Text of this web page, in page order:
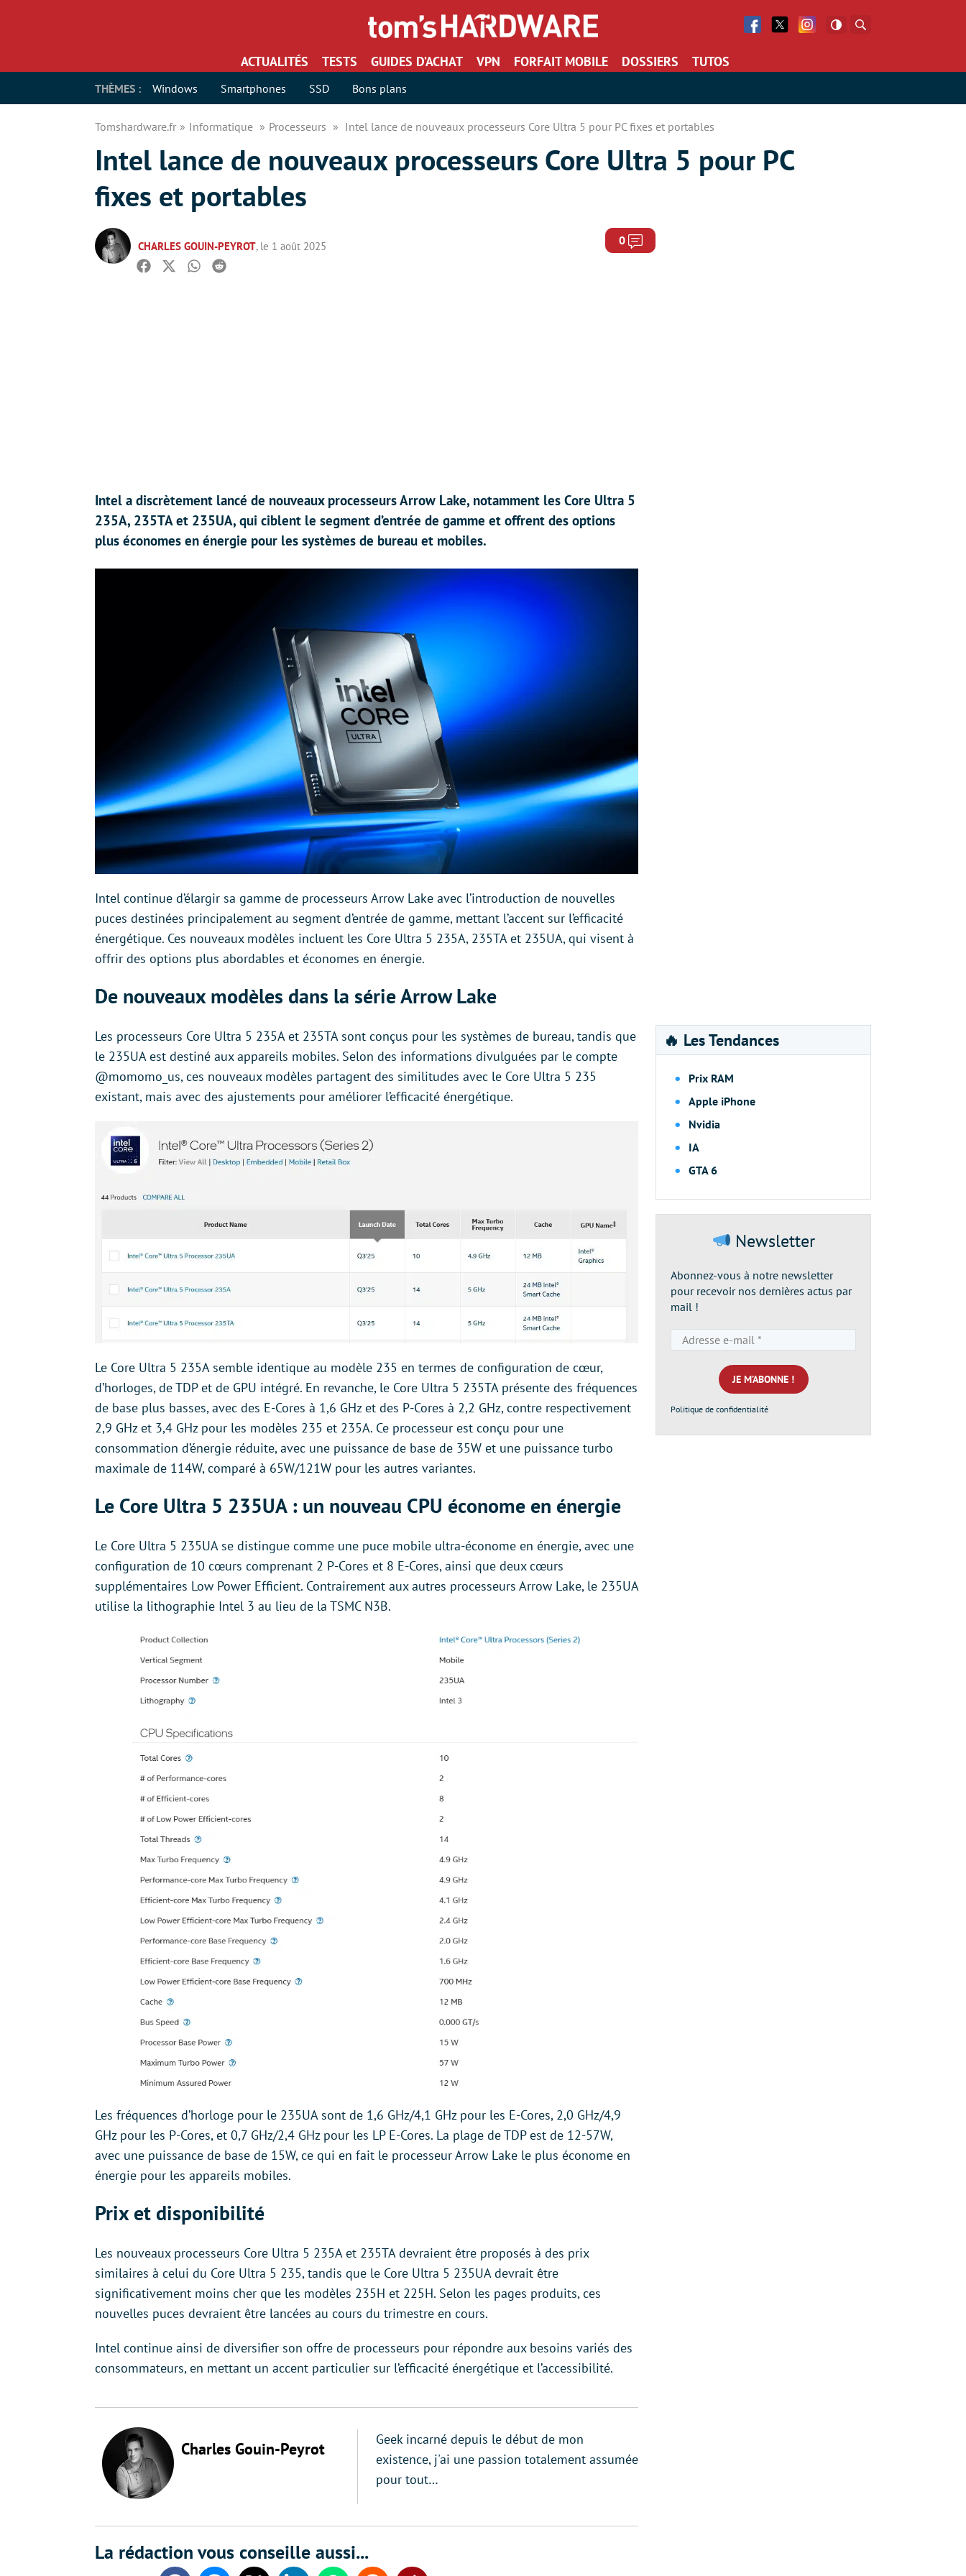
Facebook
Twitter Facebook
ACTUALITÉS TESTS GUIDES D’ACHAT VPN FORFAIT MOBILE DOSSIERS TUTOS
THÈMES : Windows Smartphones SSD Bons plans
Tomshardware.fr Informatique Processeurs Intel lance de nouveaux processeurs Core Ultra 5 pour PC fixes et portables
Intel lance de nouveaux processeurs Core Ultra 5 pour PC
fixes et portables
CHARLES GOUIN-PEYROT, le 1 août 2025 0 Commentaires
Facebook
TwitterWhatsapp
Reddit
Intel a discrètement lancé de nouveaux processeurs Arrow Lake, notamment les Core Ultra 5
235A, 235TA et 235UA, qui ciblent le segment d’entrée de gamme et offrent des options
plus économes en énergie pour les systèmes de bureau et mobiles.
Intel continue d’élargir sa gamme de processeurs Arrow Lake avec l’introduction de nouvelles
puces destinées principalement au segment d’entrée de gamme, mettant l’accent sur l’efficacité
énergétique. Ces nouveaux modèles incluent les Core Ultra 5 235A, 235TA et 235UA, qui visent à
offrir des options plus abordables et économes en énergie.
De nouveaux modèles dans la série Arrow Lake
Les processeurs Core Ultra 5 235A et 235TA sont conçus pour les systèmes de bureau, tandis que
le 235UA est destiné aux appareils mobiles. Selon des informations divulguées par le compte
@momomo_us, ces nouveaux modèles partagent des similitudes avec le Core Ultra 5 235
existant, mais avec des ajustements pour améliorer l’efficacité énergétique.
Le Core Ultra 5 235A semble identique au modèle 235 en termes de configuration de cœur,
d’horloges, de TDP et de GPU intégré. En revanche, le Core Ultra 5 235TA présente des fréquences
de base plus basses, avec des E-Cores à 1,6 GHz et des P-Cores à 2,2 GHz, contre respectivement
2,9 GHz et 3,4 GHz pour les modèles 235 et 235A. Ce processeur est conçu pour une
consommation d’énergie réduite, avec une puissance de base de 35W et une puissance turbo
maximale de 114W, comparé à 65W/121W pour les autres variantes.
Le Core Ultra 5 235UA : un nouveau CPU économe en énergie
Le Core Ultra 5 235UA se distingue comme une puce mobile ultra-économe en énergie, avec une
configuration de 10 cœurs comprenant 2 P-Cores et 8 E-Cores, ainsi que deux cœurs
supplémentaires Low Power Efficient. Contrairement aux autres processeurs Arrow Lake, le 235UA
utilise la lithographie Intel 3 au lieu de la TSMC N3B.
Les fréquences d’horloge pour le 235UA sont de 1,6 GHz/4,1 GHz pour les E-Cores, 2,0 GHz/4,9
GHz pour les P-Cores, et 0,7 GHz/2,4 GHz pour les LP E-Cores. La plage de TDP est de 12-57W,
avec une puissance de base de 15W, ce qui en fait le processeur Arrow Lake le plus économe en
énergie pour les appareils mobiles.
Prix et disponibilité
Les nouveaux processeurs Core Ultra 5 235A et 235TA devraient être proposés à des prix
similaires à celui du Core Ultra 5 235, tandis que le Core Ultra 5 235UA devrait être
significativement moins cher que les modèles 235H et 225H. Selon les pages produits, ces
nouvelles puces devraient être lancées au cours du trimestre en cours.
Intel continue ainsi de diversifier son offre de processeurs pour répondre aux besoins variés des
consommateurs, en mettant un accent particulier sur l’efficacité énergétique et l’accessibilité.
Charles Gouin-Peyrot
Geek incarné depuis le début de mon
existence, j'ai une passion totalement assumée
pour tout…
La rédaction vous conseille aussi...
🔥 Les Tendances
Prix RAM
Apple iPhone
Nvidia
IA
GTA 6
Newsletter
Abonnez-vous à notre newsletter
pour recevoir nos dernières actus par
mail !
e-
mail
*
Politique de confidentialité